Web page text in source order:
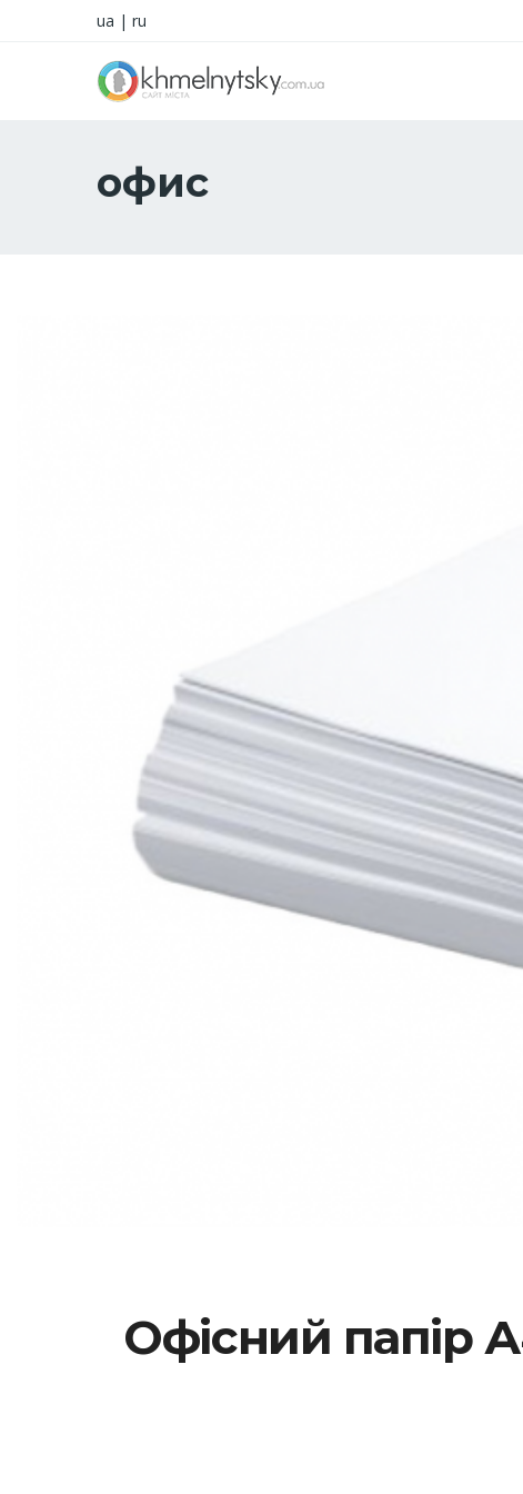
ua | ru
офис
Офісний папір